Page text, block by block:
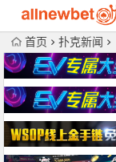
首页 扑克新闻